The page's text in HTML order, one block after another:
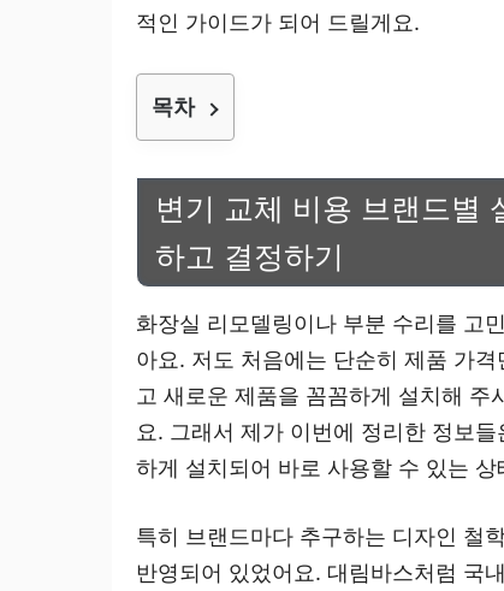
적인 가이드가 되어 드릴게요.
목차
변기 교체 비용 브랜드별
하고 결정하기
화장실 리모델링이나 부분 수리를 고
아요. 저도 처음에는 단순히 제품 가
고 새로운 제품을 꼼꼼하게 설치해 주
요. 그래서 제가 이번에 정리한 정보
하게 설치되어 바로 사용할 수 있는
특히 브랜드마다 추구하는 디자인 철
반영되어 있었어요. 대림바스처럼 국